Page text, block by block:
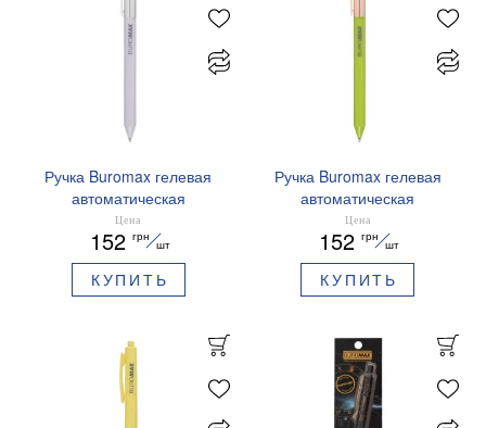
Ручка Buromax гелевая
автоматическая
PRESTIGE SILVER 0,5 мм
синие чернила BM.83102
Цена
152 грн
шт
КУПИТЬ
Ручка Buromax гелевая
автоматическая
PRESTIGE GOLD 0,5 мм
синие чернила BM.83101
Цена
152 грн
шт
КУПИТЬ